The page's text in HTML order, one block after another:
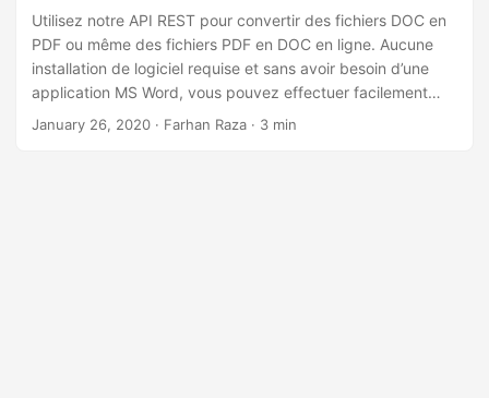
Utilisez notre API REST pour convertir des fichiers DOC en
PDF ou même des fichiers PDF en DOC en ligne. Aucune
installation de logiciel requise et sans avoir besoin d’une
application MS Word, vous pouvez effectuer facilement
une conversion DOC/DOCX en PDF.
January 26, 2020 · Farhan Raza · 3 min